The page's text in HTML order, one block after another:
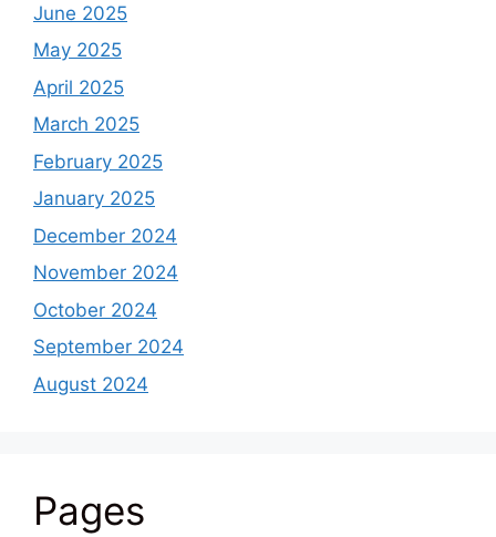
June 2025
May 2025
April 2025
March 2025
February 2025
January 2025
December 2024
November 2024
October 2024
September 2024
August 2024
Pages